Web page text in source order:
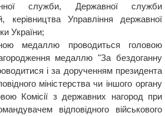
служби, Державної служби
керівництва Управління державної
України;
медаллю проводиться головою
медаллю "За бездоганну
і за дорученням президента
міністерства чи іншого органу
Комісії з державних нагород при
відповідного військового